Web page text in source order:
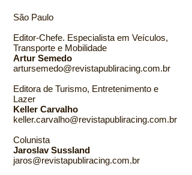
São Paulo
Editor-Chefe. Especialista em Veículos,
Transporte e Mobilidade
Artur Semedo
artursemedo@revistapubliracing.com.br
Editora de Turismo, Entretenimento e
Lazer
Keller Carvalho
keller.carvalho@revistapubliracing.com.br
Colunista
Jaroslav Sussland
jaros@revistapubliracing.com.br